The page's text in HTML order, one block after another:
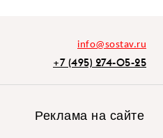
info@sostav.ru
+7 (495) 274-05-25
Реклама на сайте